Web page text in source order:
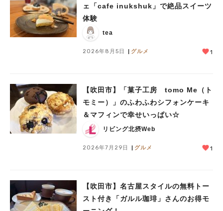
ェ「cafe inukshuk」で絶品スイーツ
体験
tea
2026年8月5日 グルメ 1
【吹田市】「菓子工房 tomo Me（ト
モミー）」のふわふわシフォンケーキ
＆マフィンで幸せいっぱい☆
リビング北摂Web
2026年7月29日 グルメ 1
【吹田市】名古屋スタイルの無料トー
スト付き「ガルル珈琲」さんのお得モ